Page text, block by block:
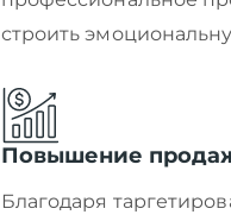
строить
Повышение
Благодаря